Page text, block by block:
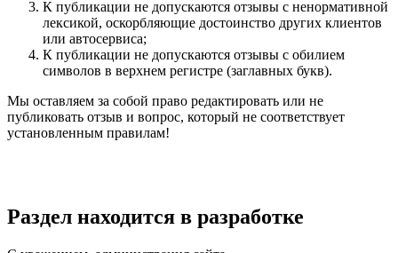
К публикации не допускаются отзывы с ненормативной
лексикой, оскорбляющие достоинство других клиентов
или автосервиса;
К публикации не допускаются отзывы с обилием
символов в верхнем регистре (заглавных букв).
Мы оставляем за собой право редактировать или не
публиковать отзыв и вопрос, который не соответствует
установленным правилам!
Раздел находится в разработке